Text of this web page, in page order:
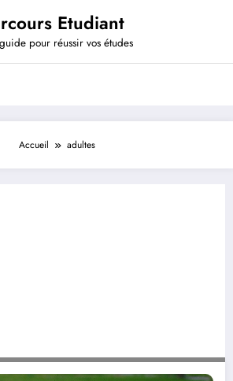
Etudiant
pour réussir vos études
Accueil adultes